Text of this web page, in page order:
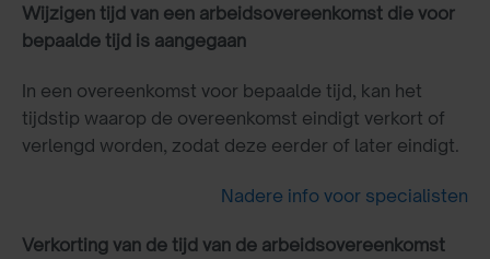
Wijzigen tijd van een arbeidsovereenkomst die voor
bepaalde tijd is aangegaan
In een overeenkomst voor bepaalde tijd, kan het
tijdstip waarop de overeenkomst eindigt verkort of
verlengd worden, zodat deze eerder of later eindigt.
Nadere info voor specialisten
Verkorting van de tijd van de arbeidsovereenkomst